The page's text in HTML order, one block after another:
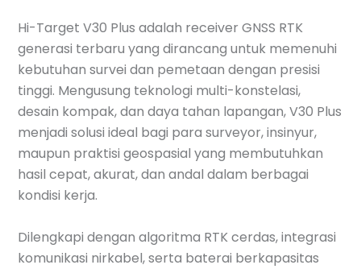
Hi-Target V30 Plus adalah receiver GNSS RTK
generasi terbaru yang dirancang untuk memenuhi
kebutuhan survei dan pemetaan dengan presisi
tinggi. Mengusung teknologi multi-konstelasi,
desain kompak, dan daya tahan lapangan, V30 Plus
menjadi solusi ideal bagi para surveyor, insinyur,
maupun praktisi geospasial yang membutuhkan
hasil cepat, akurat, dan andal dalam berbagai
kondisi kerja.
Dilengkapi dengan algoritma RTK cerdas, integrasi
komunikasi nirkabel, serta baterai berkapasitas